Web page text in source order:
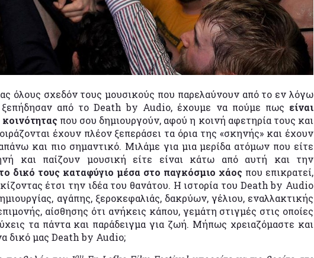
όλους σχεδόν τους μουσικούς που παρελαύνουν από το εν λόγω
ξεπήδησαν από το Death by Audio, έχουμε να πούμε πως είναι
κοινότηταςπου σου δημιουργούν, αφού η κοινή αφετηρία τους και
έχουν πλέον ξεπεράσει τα όρια της «σκηνής» και έχουν
και πιο σημαντικό. Μιλάμε για μια μερίδα ατόμων που είτε
και παίζουν μουσική είτε είναι κάτω από αυτή και την
δικό τους καταφύγιο μέσα στο παγκόσμιο χάος που επικρατεί,
έτσι την ιδέα του θανάτου. Η ιστορία του Death by Audio
αγάπης, ξεροκεφαλιάς, δακρύων, γέλιου, εναλλακτικής
αίσθησης ότι ανήκεις κάπου, γεμάτη στιγμές στις οποίες
τα πάντα και παράδειγμα για ζωή. Μήπως χρειαζόμαστε και
δικό μας Death by Audio;
ου